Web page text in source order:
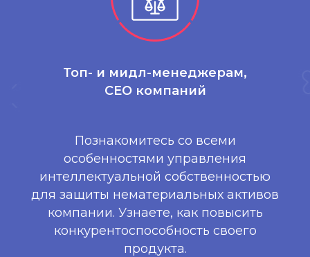
Топ- и мидл-менеджерам,
CEO компаний
Познакомитесь со всеми
особенностями управления
интеллектуальной собственностью
для защиты нематериальных активов
компании. Узнаете, как повысить
конкурентоспособность своего
продукта.